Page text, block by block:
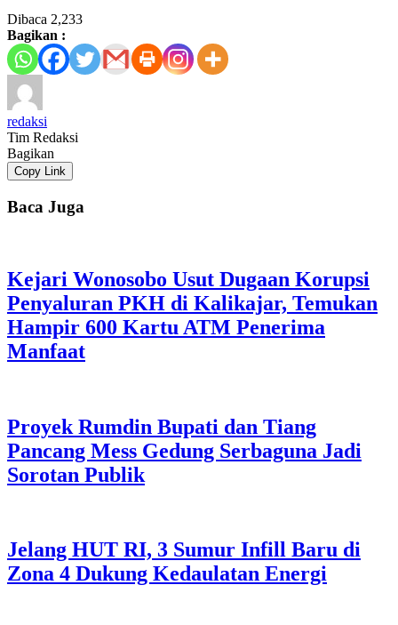
Dibaca 2,233
Bagikan :
redaksi
Tim Redaksi
Bagikan
Copy Link
Baca Juga
Kejari Wonosobo Usut Dugaan Korupsi
Penyaluran PKH di Kalikajar, Temukan
Hampir 600 Kartu ATM Penerima
Manfaat
Proyek Rumdin Bupati dan Tiang
Pancang Mess Gedung Serbaguna Jadi
Sorotan Publik
Jelang HUT RI, 3 Sumur Infill Baru di
Zona 4 Dukung Kedaulatan Energi